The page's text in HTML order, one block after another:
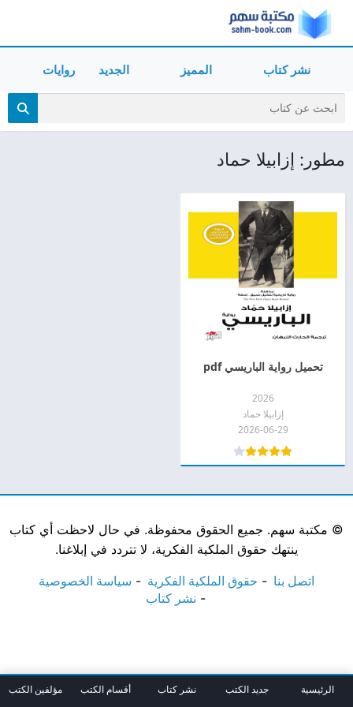
نشر كتاب المميز الجديد روايات
مطور: إزابيلا حماد
تحميل رواية الباريسي pdf
2026
إزابيلا حماد
2026-06-29
© مكتبة سهم. جميع الحقوق محفوظة. في حال لاحظت أي كتاب
ينتهك حقوق الملكية الفكرية، لا تتردد في إبلاغنا.
اتصل بنا حقوق الملكية الفكرية
سياسة الخصوصية
نشر كتاب
الرئيسية جديد الكتب نشر كتاب أقسام الكتب مؤلفين الكتب